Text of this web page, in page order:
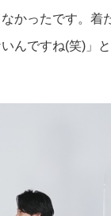
かったです。着
んですね(笑)」